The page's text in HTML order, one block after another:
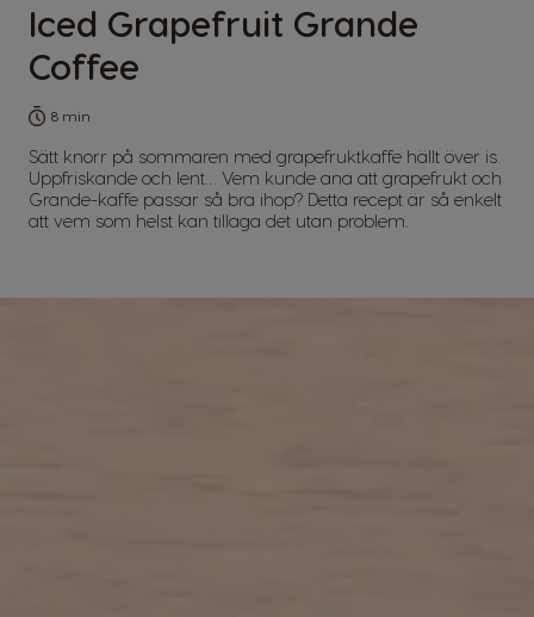
Iced Grapefruit Grande
Coffee
8 min
Sätt knorr på sommaren med grapefruktkaffe hällt över is.
Uppfriskande och lent… Vem kunde ana att grapefrukt och
Grande-kaffe passar så bra ihop? Detta recept är så enkelt
att vem som helst kan tillaga det utan problem.